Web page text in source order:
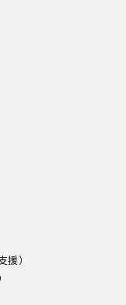
通知・開示・
去、第三者へ
その代理人か
いたします。
場合はその理
み利用しま
る手続に従っ
わせ窓口まで
）